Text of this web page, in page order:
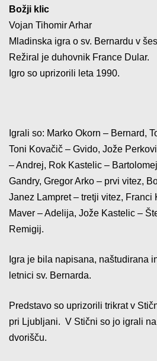
Božji klic
Vojan Tihomir Arhar
Mladinska igra o sv. Bernardu v
Režiral je duhovnik France Dular.
Igro so uprizorili leta 1990.
Igrali so: Marko Okorn – Bernard,
Toni Kovačič – Gvido, Jože
– Andrej, Rok Kastelic –
Gandry, Gregor Arko – prvi vitez,
Janez Lampret – tretji vitez, Franci
Maver – Adelija, Jože Kastelic –
Remigij.
Igra je bila napisana, naštudirana
letnici sv. Bernarda.
Predstavo so uprizorili trikrat v
pri Ljubljani. V Stični so jo igrali
dvorišču.